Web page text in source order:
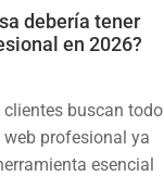
debería tener
en 2026?
buscan todo
profesional ya
esencial